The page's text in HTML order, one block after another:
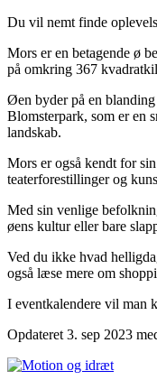
Du vil nemt finde
Mors er en betagende ø
på omkring 367
Øen byder på en
Blomsterpark, som er en
landskab.
Mors er også kendt for
teaterforestillinger og
Med sin venlige
øens kultur eller bare
Ved du ikke hvad
også læse mere om
I eventkalendere vil man
Opdateret 3. sep 2023